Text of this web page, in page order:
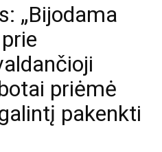
„Bijodama
priėmė
pakenkti